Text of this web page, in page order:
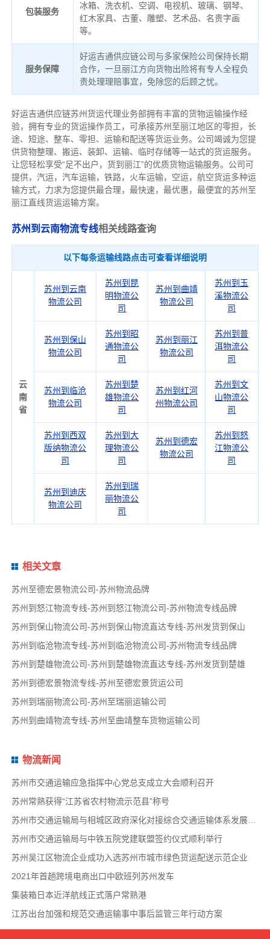
包装服务
冰箱、洗衣机、空调、电视机、玻璃、钢琴、
红木家具、古董、雕塑、艺术品、名贵字画
等。
服务保障
好运吉通供应链公司与多家保险公司保持长期
合作，一旦丽江方向货物出险将有专人全程负
责处理理赔事宜，免除您的后顾之忧。
好运吉通供应链苏州货运代理业务部拥有丰富的货物运输操作经
验，拥有专业的货运操作员工，可承接苏州至丽江地区的零担，长
途、短途、整车、零担、运输和配送等货运业务。公司竭诚为您提
供货物整理、搬运、装卸、运输、临时存储等一站式的货运服务。
让您轻松享受“足不出户，货到丽江”的优质货物运输服务。公司可
提供，汽运，汽车运输，铁路，火车运输，空运，航空货运多种运
输方式，力求为您提供最合理，最快速，最优惠，最便宜的苏州至
丽江直线货运运输方案。
苏州到云南物流专线相关线路查询
以下每条运输线路点击可查看详细说明
云
南
省
苏州到云南
物流公司
苏州到昆
明物流公
司
苏州到曲靖
物流公司
苏州到玉
溪物流公
司
苏州到保山
物流公司
苏州到昭
通物流公
司
苏州到丽江
物流公司
苏州到普
洱物流公
司
苏州到临沧
物流公司
苏州到楚
雄物流公
司
苏州到红河
州物流公司
苏州到文
山物流公
司
苏州到西双
版纳物流公
司
苏州到大
理物流公
司
苏州到德宏
物流公司
苏州到怒
江物流公
司
苏州到迪庆
物流公司
苏州到瑞
丽物流公
司
相关文章
苏州至德宏景物流公司-苏州物流品牌
苏州到怒江物流专线-苏州到怒江物流公司-苏州物流专线品牌
苏州到保山物流公司-苏州到保山物流直达专线-苏州发货到保山
苏州到临沧物流专线-苏州到临沧物流公司-苏州物流专线品牌
苏州到楚雄物流公司-苏州到楚雄物流直达专线-苏州发货到楚雄
苏州到德宏景物流专线-苏州至德宏景货运公司
苏州到瑞丽物流公司-苏州至瑞丽运输公司
苏州到曲靖物流专线-苏州至曲靖整车货物运输公司
物流新闻
苏州市交通运输应急指挥中心党总支成立大会顺利召开
苏州常熟获得“江苏省农村物流示范县”称号
苏州市交通运输局与相城区政府深化对接综合交通运输体系发展事宜
苏州市交通运输局与中铁五院党建联盟签约仪式顺利举行
苏州吴江区物流企业成功入选苏州市城市绿色货运配送示范企业
2021年首趟跨境电商出口中欧班列苏州发车
集装箱日本近洋航线正式落户常熟港
江苏出台加强和规范交通运输事中事后监管三年行动方案